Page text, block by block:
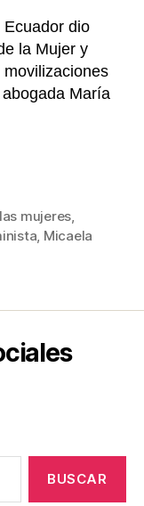
dio
la Mujer y
María
mujeres,
, Micaela